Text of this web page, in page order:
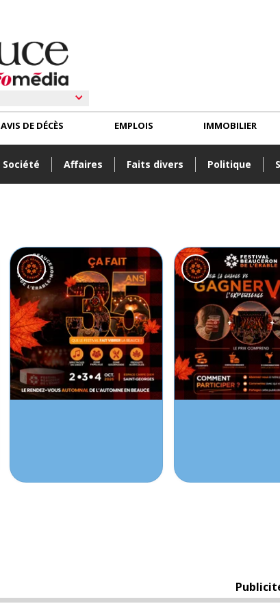
Société Affaires Faits divers Politique
AVIS DE DÉCÈS EMPLOIS IMMOBILIER